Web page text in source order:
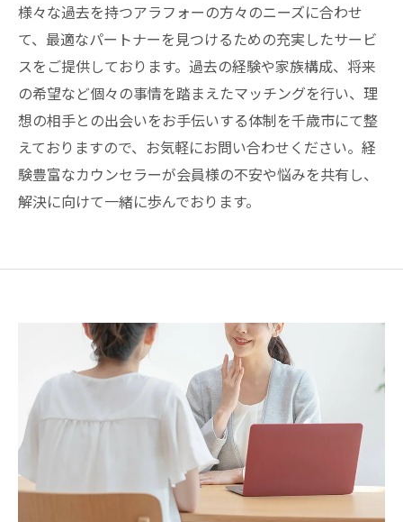
様々な過去を持つアラフォーの方々のニーズに合わせ
て、最適なパートナーを見つけるための充実したサービ
スをご提供しております。過去の経験や家族構成、将来
の希望など個々の事情を踏まえたマッチングを行い、理
想の相手との出会いをお手伝いする体制を千歳市にて整
えておりますので、お気軽にお問い合わせください。経
験豊富なカウンセラーが会員様の不安や悩みを共有し、
解決に向けて一緒に歩んでおります。